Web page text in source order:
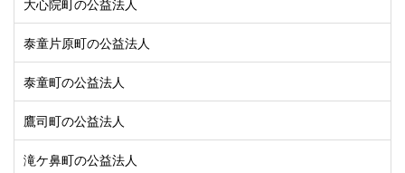
大心院町の公益法人
泰童片原町の公益法人
泰童町の公益法人
鷹司町の公益法人
滝ケ鼻町の公益法人